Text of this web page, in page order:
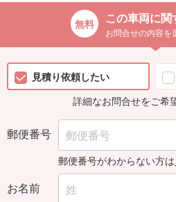
この車両に
お問合せの内容を
見積り依頼したい
詳細なお問合せをご希
郵便番号
郵便番号がわからない方は
お名前